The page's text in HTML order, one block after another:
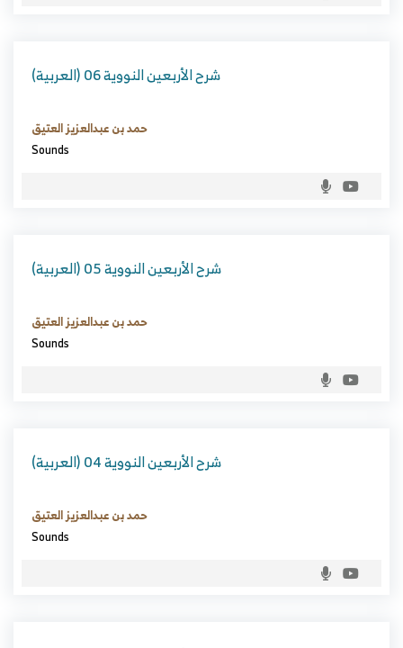
(العربية) شرح الأربعين النووية 06
حمد بن عبدالعزيز العتيق
Sounds
(العربية) شرح الأربعين النووية 05
حمد بن عبدالعزيز العتيق
Sounds
(العربية) شرح الأربعين النووية 04
حمد بن عبدالعزيز العتيق
Sounds